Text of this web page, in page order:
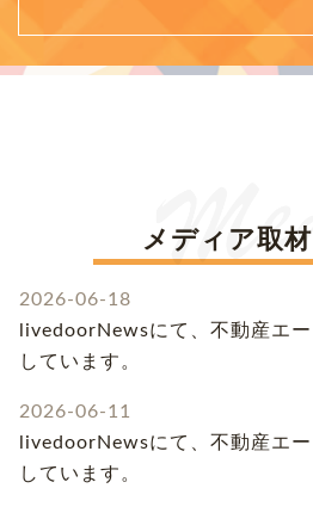
メディア取
2026-06-18
livedoorNewsにて、不動産エ
しています。
2026-06-11
livedoorNewsにて、不動産エ
しています。